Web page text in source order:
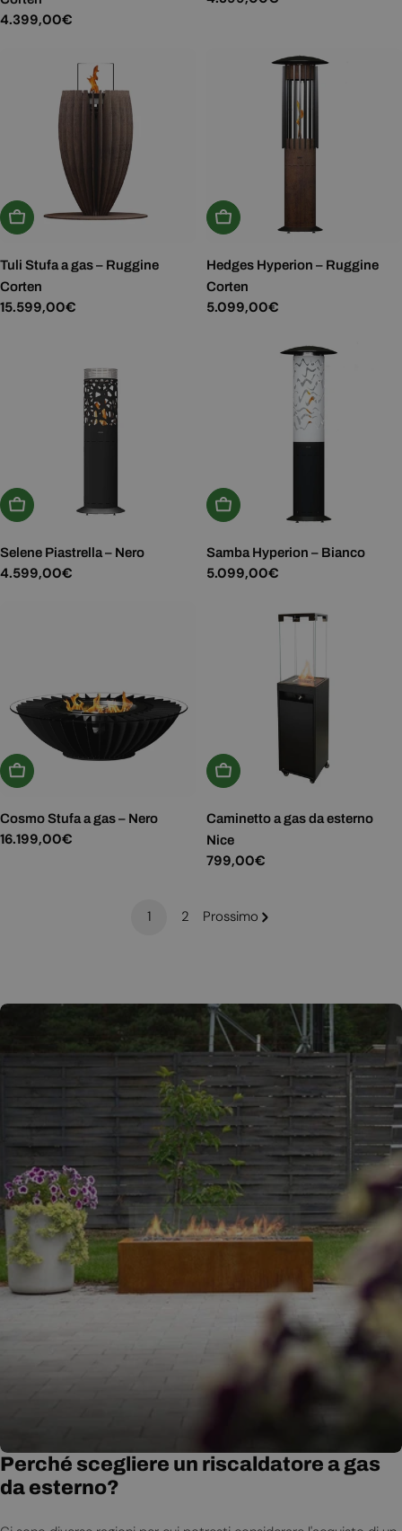
Prezzo
4.399,00€
Aggiungi Al Carrello
Tuli Stufa a gas – Ruggine
Corten
Prezzo
15.599,00€
Aggiungi Al Carrello
Hedges Hyperion – Ruggine
Corten
Prezzo
5.099,00€
Aggiungi Al Carrello
Selene Piastrella – Nero
Prezzo
4.599,00€
Aggiungi Al Carrello
Samba Hyperion – Bianco
Prezzo
5.099,00€
Aggiungi Al Carrello
Cosmo Stufa a gas – Nero
Prezzo
16.199,00€
Aggiungi Al Carrello
Caminetto a gas da esterno
Nice
Prezzo
799,00€
1 2 Prossimo
Perché scegliere un riscaldatore a gas
da esterno?